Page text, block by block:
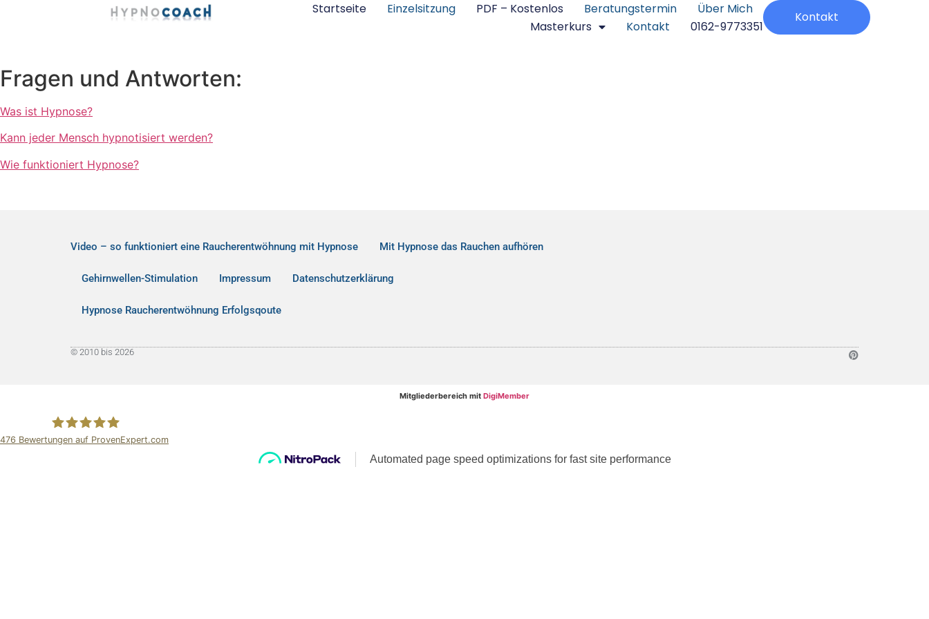
Startseite Einzelsitzung PDF – Kostenlos Beratungstermin
Über Mich
Masterkurs
Kontakt 0162-9773351
Kontakt
Fragen und Antworten:
Was ist Hypnose?
Kann jeder Mensch hypnotisiert werden?
Wie funktioniert Hypnose?
Video – so funktioniert eine Raucherentwöhnung mit Hypnose Mit Hypnose das Rauchen aufhören
Gehirnwellen-Stimulation Impressum Datenschutzerklärung
Hypnose Raucherentwöhnung Erfolgsqoute
© 2010 bis 2026
Mitgliederbereich mit DigiMember
476 Bewertungen auf ProvenExpert.com